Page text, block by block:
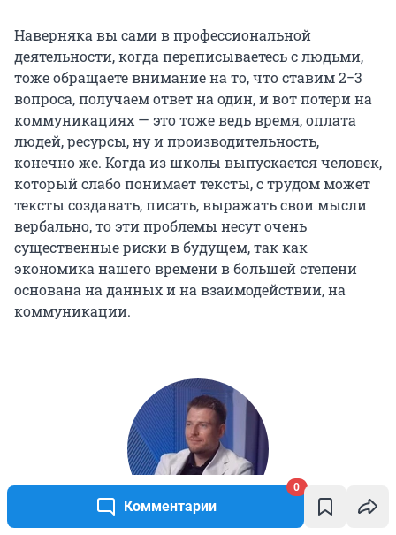
Комментарии
0
Наверняка вы сами в профессиональной
деятельности, когда переписываетесь с людьми,
тоже обращаете внимание на то, что ставим 2−3
вопроса, получаем ответ на один, и вот потери на
коммуникациях — это тоже ведь время, оплата
людей, ресурсы, ну и производительность,
конечно же. Когда из школы выпускается человек,
который слабо понимает тексты, с трудом может
тексты создавать, писать, выражать свои мысли
вербально, то эти проблемы несут очень
существенные риски в будущем, так как
экономика нашего времени в большей степени
основана на данных и на взаимодействии, на
коммуникации.